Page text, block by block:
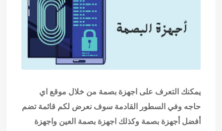
يمكنك التعرف على اجهزة بصمة من خلال موقع اي
حاجه وفي السطور القادمة سوف نعرض لكم قائمة تضم
أفضل أجهزة بصمة وكذلك اجهزة بصمة العين واجهزة